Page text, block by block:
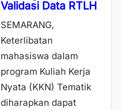
Validasi Data RTLH
SEMARANG,
Keterlibatan
mahasiswa dalam
program Kuliah Kerja
Nyata (KKN) Tematik
diharapkan dapat